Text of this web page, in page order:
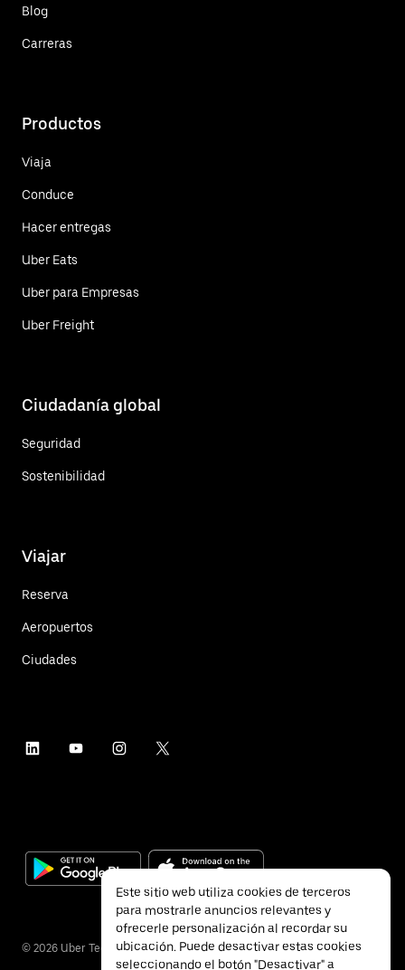
Blog
Carreras
Productos
Viaja
Conduce
Hacer entregas
Uber Eats
Uber para Empresas
Uber Freight
Ciudadanía global
Seguridad
Sostenibilidad
Viajar
Reserva
Aeropuertos
Ciudades
© 2026 Uber Technologies Inc.
Este sitio web utiliza cookies de terceros
para mostrarle anuncios relevantes y
ofrecerle personalización al recordar su
ubicación. Puede desactivar estas cookies
seleccionando el botón "Desactivar" a